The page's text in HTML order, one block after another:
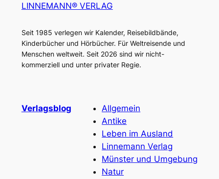
LINNEMANN® VERLAG
Seit 1985 verlegen wir Kalender, Reisebildbände,
Kinderbücher und Hörbücher. Für Weltreisende und
Menschen weltweit. Seit 2026 sind wir nicht-
kommerziell und unter privater Regie.
Verlagsblog
Allgemein
Antike
Leben im Ausland
Linnemann Verlag
Münster und Umgebung
Natur